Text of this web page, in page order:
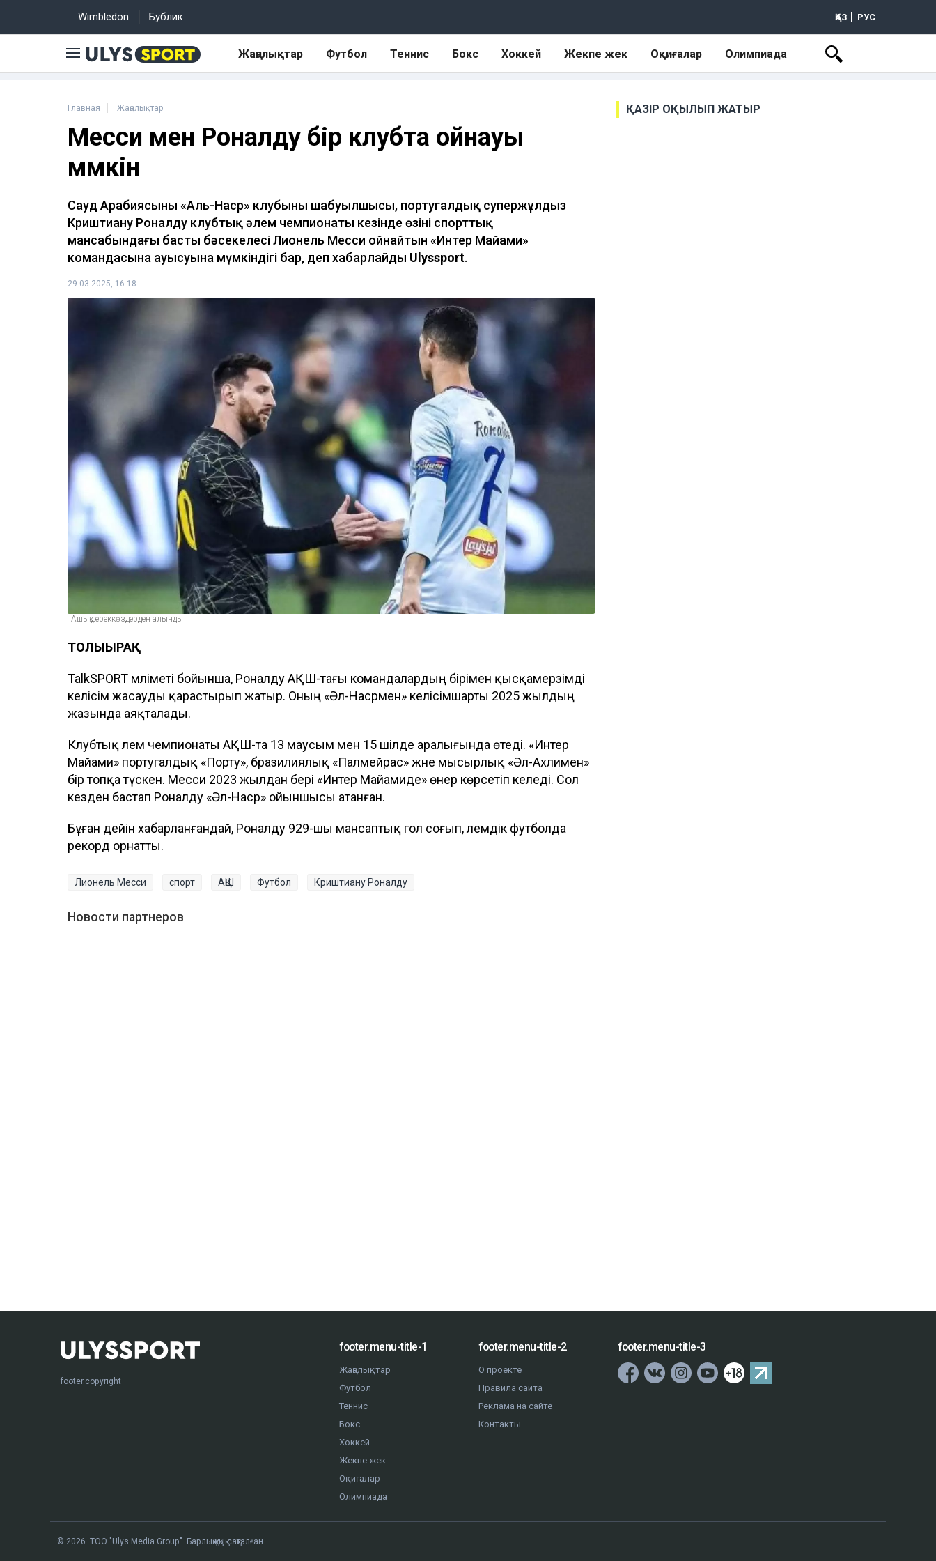
Wimbledon Бублик ҚАЗ РУС
Жаңалықтар Футбол Теннис Бокс Хоккей Жекпе жек Оқиғалар Олимпиада
Главная Жаңалықтар
Месси мен Роналду бір клубта ойнауы
мүмкін
Сауд Арабиясының «Аль-Наср» клубының шабуылшысы, португалдық супержұлдыз
Криштиану Роналду клубтық әлем чемпионаты кезінде өзінің спорттық
мансабындағы басты бәсекелесі Лионель Месси ойнайтын «Интер Майами»
командасына ауысуына мүмкіндігі бар, деп хабарлайды Ulyssport.
29.03.2025, 16:18
Ашық дереккөздерден алынды
ТОЛЫҒЫРАҚ
TalkSPORT мәліметі бойынша, Роналду АҚШ-тағы командалардың бірімен қысқамерзімді
келісім жасауды қарастырып жатыр. Оның «Әл-Насрмен» келісімшарты 2025 жылдың
жазында аяқталады.
Клубтық әлем чемпионаты АҚШ-та 13 маусым мен 15 шілде аралығында өтеді. «Интер
Майами» португалдық «Порту», бразилиялық «Палмейрас» және мысырлық «Әл-Ахлимен»
бір топқа түскен. Месси 2023 жылдан бері «Интер Майамиде» өнер көрсетіп келеді. Сол
кезден бастап Роналду «Әл-Наср» ойыншысы атанған.
Бұған дейін хабарланғандай, Роналду 929-шы мансаптық гол соғып, әлемдік футболда
рекорд орнатты.
Лионель Месси спорт АҚШ Футбол Криштиану Роналду
Новости партнеров
ҚАЗІР ОҚЫЛЫП ЖАТЫР
footer.copyright
footer.menu-title-1
Жаңалықтар
Футбол
Теннис
Бокс
Хоккей
Жекпе жек
Оқиғалар
Олимпиада
footer.menu-title-2
О проекте
Правила сайта
Реклама на сайте
Контакты
footer.menu-title-3
© 2026. ТОО "Ulys Media Group". Барлық құқық сақталған